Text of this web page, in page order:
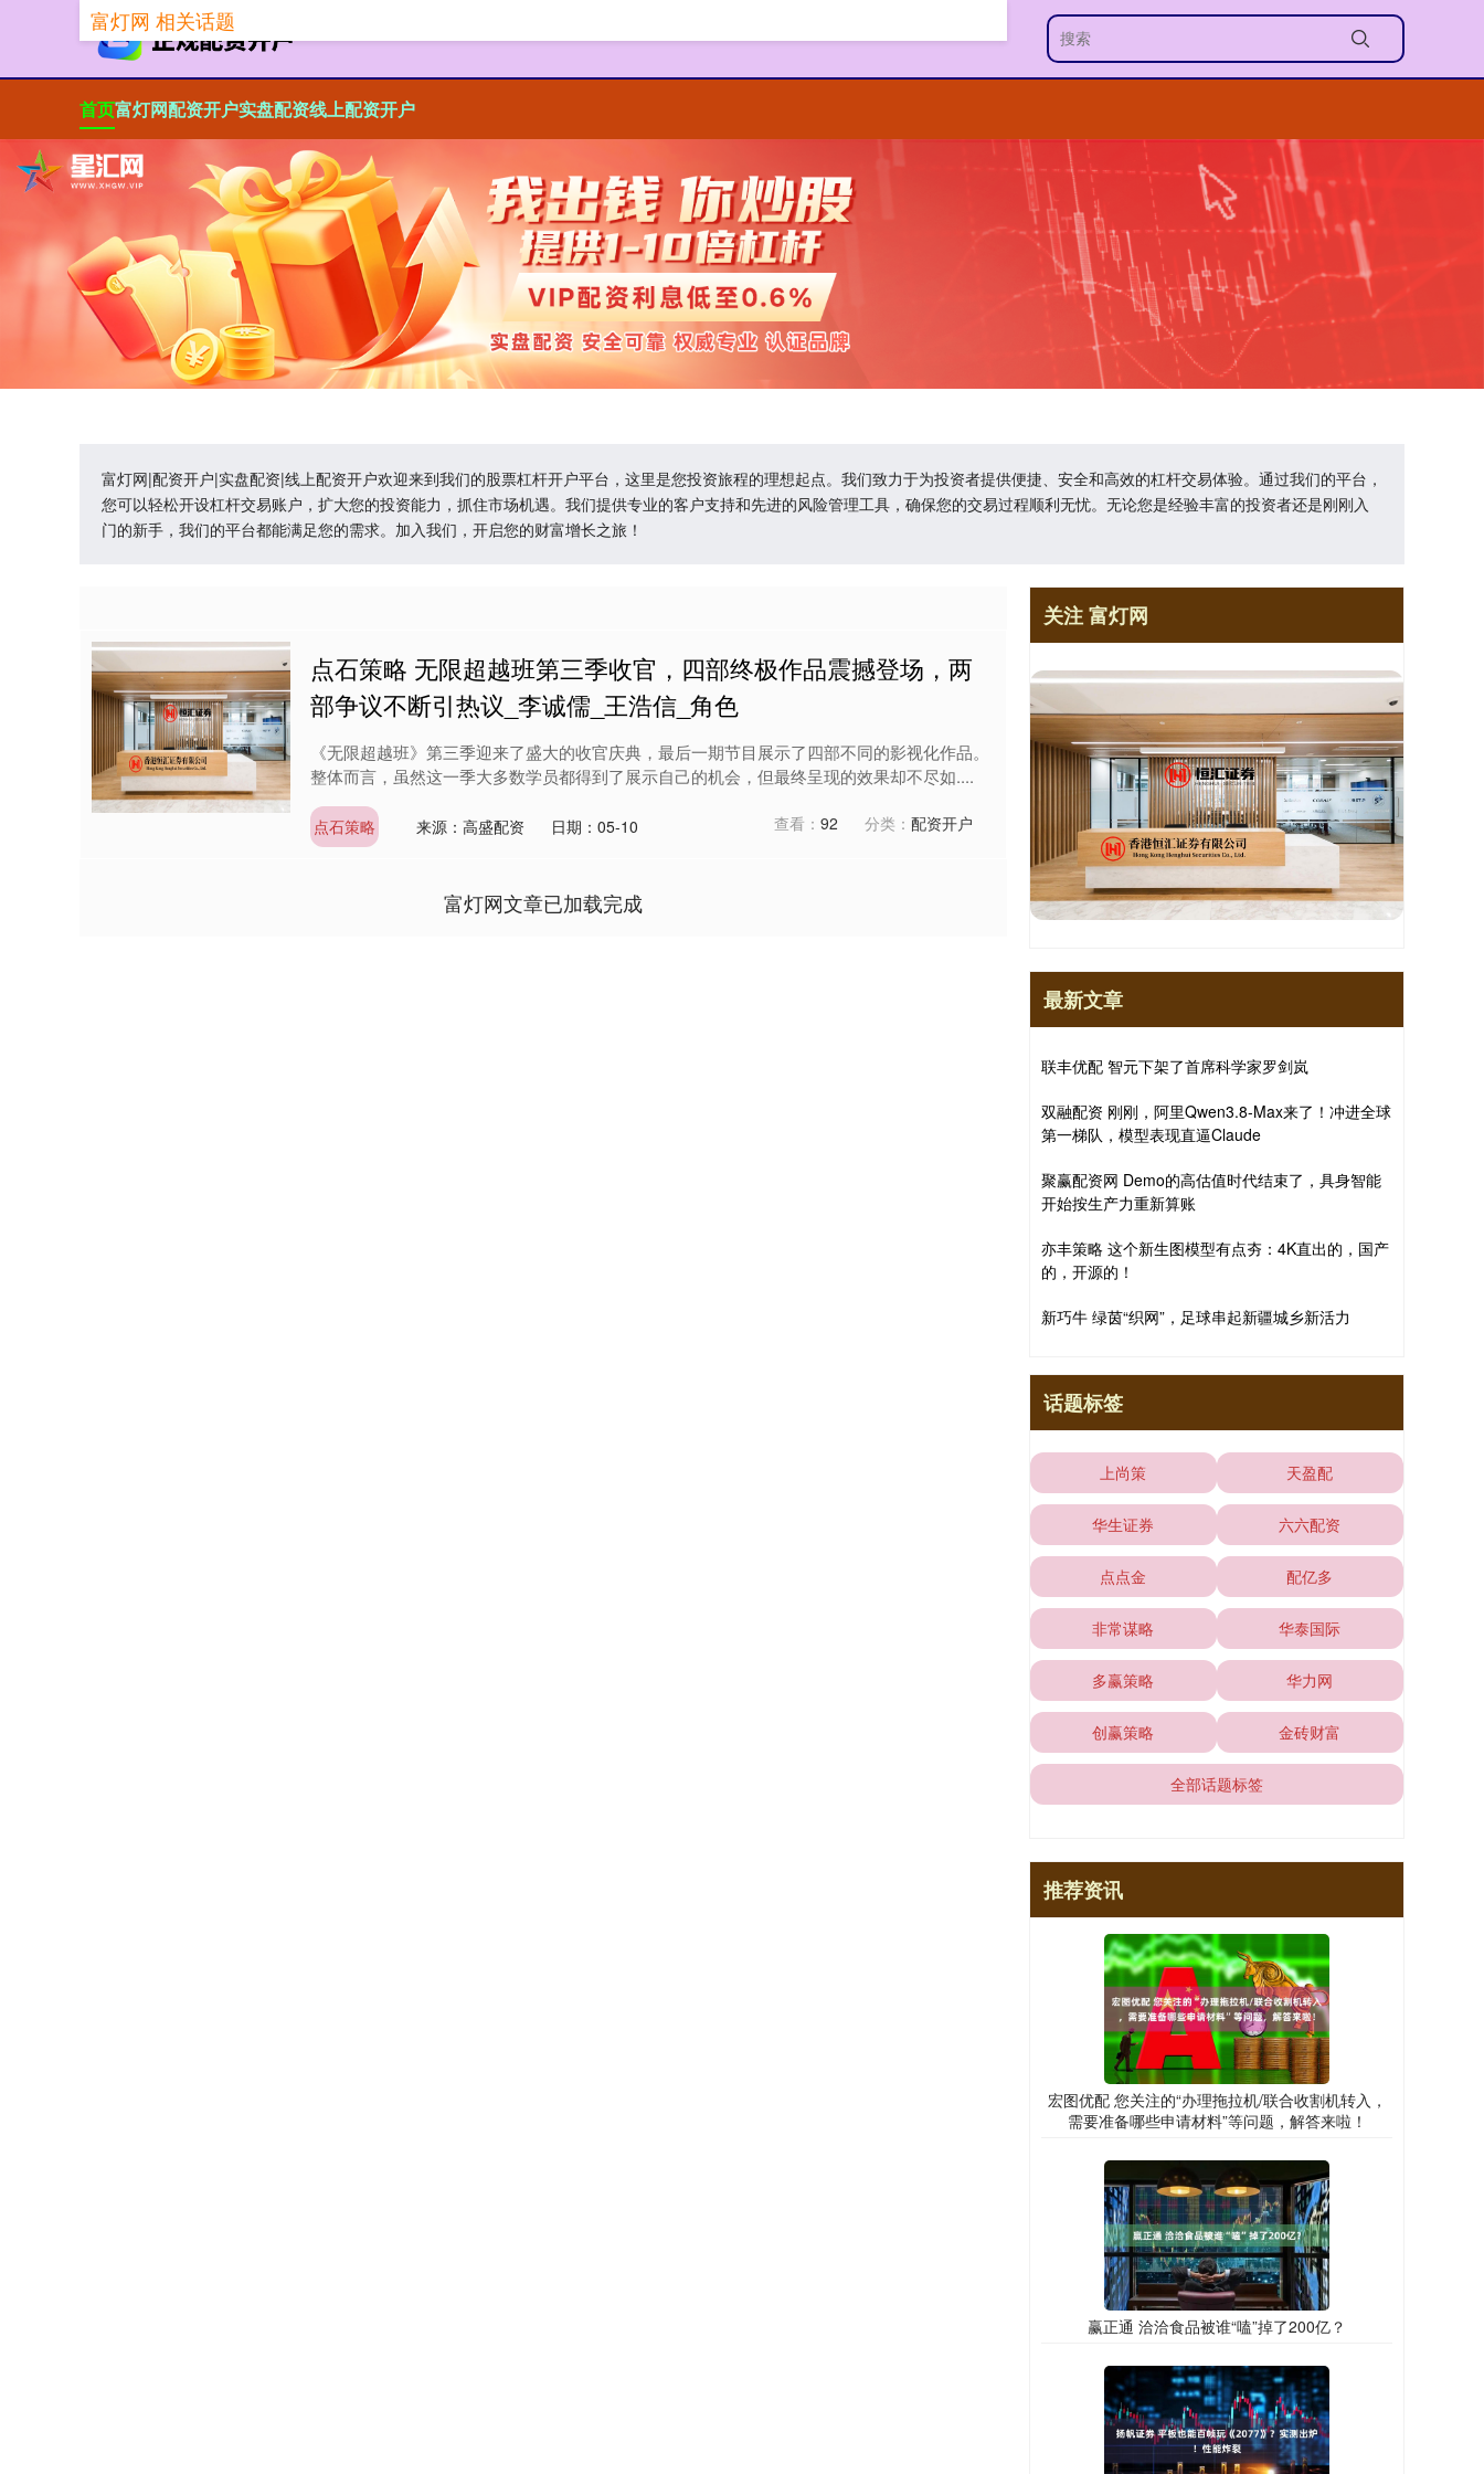
首页富灯网配资开户实盘配资线上配资开户
富灯网|配资开户|实盘配资|线上配资开户欢迎来到我们的股票杠杆开户平台，这里是您投资旅程的理想起点。我们致力于为投资者提供便捷、安全和高效的杠杆交易体验。通过我们的平台，
您可以轻松开设杠杆交易账户，扩大您的投资能力，抓住市场机遇。我们提供专业的客户支持和先进的风险管理工具，确保您的交易过程顺利无忧。无论您是经验丰富的投资者还是刚刚入
门的新手，我们的平台都能满足您的需求。加入我们，开启您的财富增长之旅！
富灯网 相关话题
点石策略 无限超越班第三季收官，四部终极作品震撼登场，两
部争议不断引热议_李诚儒_王浩信_角色
《无限超越班》第三季迎来了盛大的收官庆典，最后一期节目展示了四部不同的影视化作品。
整体而言，虽然这一季大多数学员都得到了展示自己的机会，但最终呈现的效果却不尽如....
点石策略 来源：高盛配资 日期：05-10 查看： 92 分类： 配资开户
富灯网文章已加载完成
关注 富灯网
最新文章
联丰优配 智元下架了首席科学家罗剑岚
双融配资 刚刚，阿里Qwen3.8-Max来了！冲进全球
第一梯队，模型表现直逼Claude
聚赢配资网 Demo的高估值时代结束了，具身智能
开始按生产力重新算账
亦丰策略 这个新生图模型有点夯：4K直出的，国产
的，开源的！
新巧牛 绿茵“织网”，足球串起新疆城乡新活力
话题标签
上尚策 天盈配
华生证券 六六配资
点点金 配亿多
非常谋略 华泰国际
多赢策略 华力网
创赢策略 金砖财富
全部话题标签
推荐资讯
宏图优配 您关注的“办理拖拉机/联合收割机转入，
需要准备哪些申请材料”等问题，解答来啦！
赢正通 洽洽食品被谁“嗑”掉了200亿？